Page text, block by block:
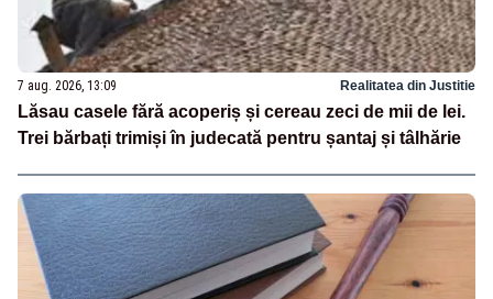
7 aug. 2026, 13:09 Realitatea din Justitie
Lăsau casele fără acoperiș și cereau zeci de mii de lei.
Trei bărbați trimiși în judecată pentru șantaj și tâlhărie